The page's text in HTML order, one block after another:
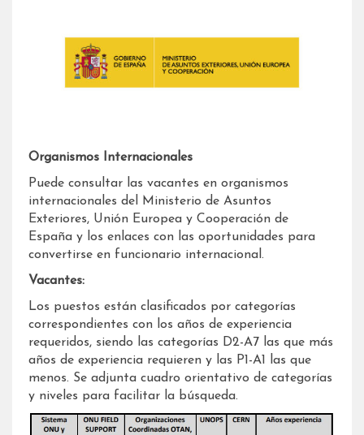
Organismos Internacionales
Puede consultar las vacantes en organismos
internacionales del Ministerio de Asuntos
Exteriores, Unión Europea y Cooperación de
España y los enlaces con las oportunidades para
convertirse en funcionario internacional.
Vacantes:
Los puestos están clasificados por categorías
correspondientes con los años de experiencia
requeridos, siendo las categorías D2-A7 las que más
años de experiencia requieren y las P1-A1 las que
menos. Se adjunta cuadro orientativo de categorías
y niveles para facilitar la búsqueda.